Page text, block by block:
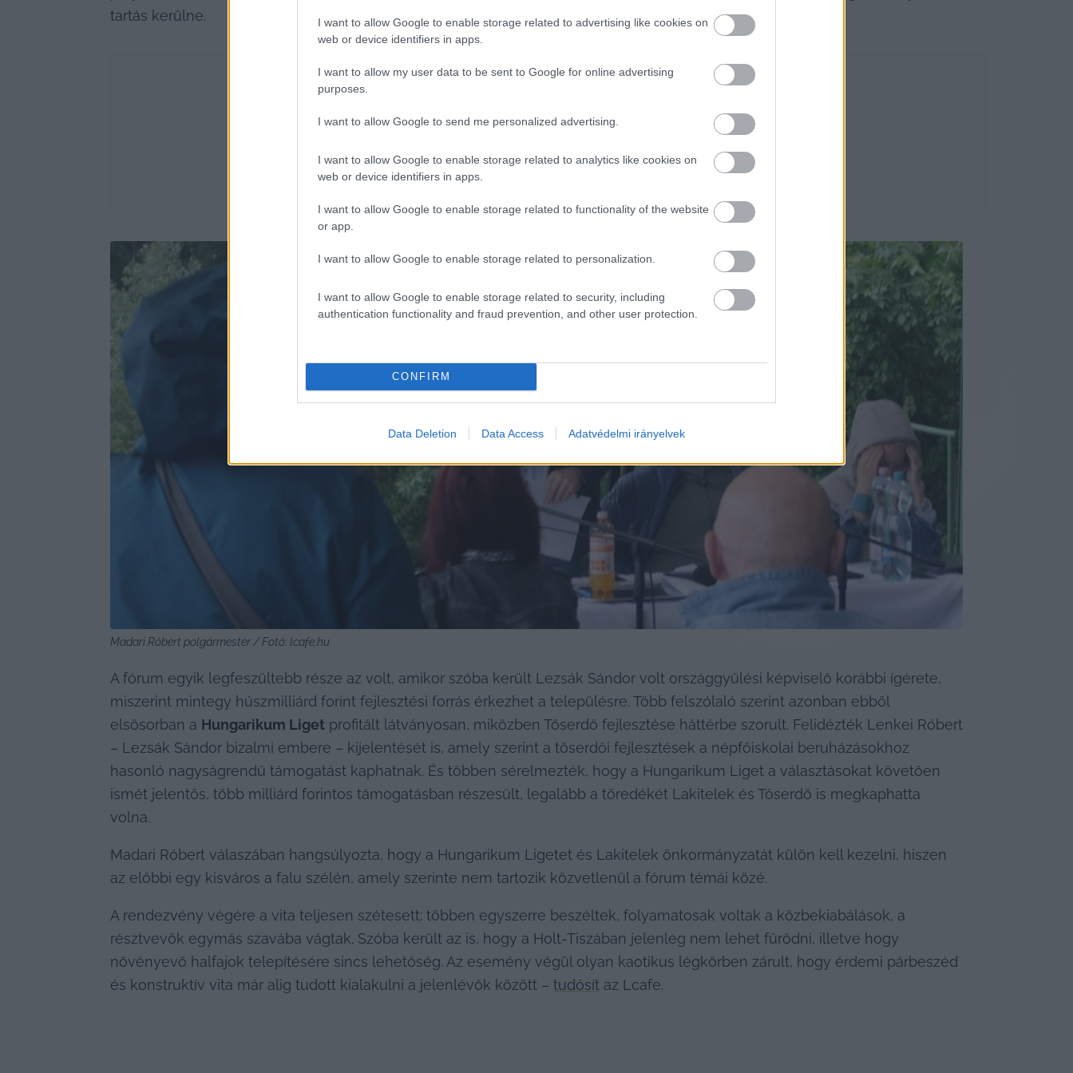
I want to allow Google to enable storage related to advertising like cookies on
web or device identifiers in apps.
I want to allow my user data to be sent to Google for online advertising
purposes.
I want to allow Google to send me personalized advertising.
I want to allow Google to enable storage related to analytics like cookies on
web or device identifiers in apps.
I want to allow Google to enable storage related to functionality of the website
or app.
I want to allow Google to enable storage related to personalization.
I want to allow Google to enable storage related to security, including
authentication functionality and fraud prevention, and other user protection.
CONFIRM
Data Deletion Data Access Adatvédelmi irányelvek
tartás kerülne.
HIRDETÉS
Madari Róbert polgármester / Fotó: lcafe.hu
A fórum egyik legfeszültebb része az volt, amikor szóba került Lezsák Sándor volt országgyűlési képviselő korábbi ígérete,
miszerint mintegy húszmilliárd forint fejlesztési forrás érkezhet a településre. Több felszólaló szerint azonban ebből
elsősorban a Hungarikum Liget profitált látványosan, miközben Tőserdő fejlesztése háttérbe szorult. Felidézték Lenkei Róbert
– Lezsák Sándor bizalmi embere – kijelentését is, amely szerint a tőserdői fejlesztések a népfőiskolai beruházásokhoz
hasonló nagyságrendű támogatást kaphatnak. És többen sérelmezték, hogy a Hungarikum Liget a választásokat követően
ismét jelentős, több milliárd forintos támogatásban részesült, legalább a töredékét Lakitelek és Tőserdő is megkaphatta
volna.
Madari Róbert válaszában hangsúlyozta, hogy a Hungarikum Ligetet és Lakitelek önkormányzatát külön kell kezelni, hiszen
az előbbi egy kisváros a falu szélén, amely szerinte nem tartozik közvetlenül a fórum témái közé.
A rendezvény végére a vita teljesen szétesett: többen egyszerre beszéltek, folyamatosak voltak a közbekiabálások, a
résztvevők egymás szavába vágtak. Szóba került az is, hogy a Holt-Tiszában jelenleg nem lehet fürödni, illetve hogy
növényevő halfajok telepítésére sincs lehetőség. Az esemény végül olyan kaotikus légkörben zárult, hogy érdemi párbeszéd
és konstruktív vita már alig tudott kialakulni a jelenlévők között – tudósít az Lcafe.